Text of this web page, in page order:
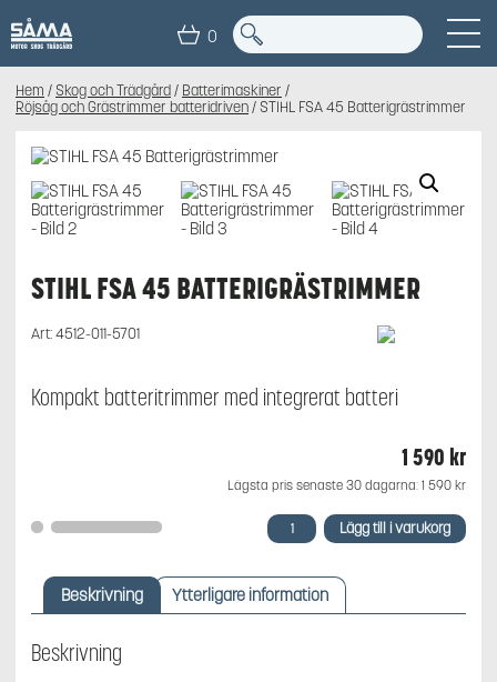
0
Hem / Skog och Trädgård/ Batterimaskiner /
Röjsåg och Grästrimmer batteridriven/ STIHL FSA 45 Batterigrästrimmer
STIHL FSA 45 BATTERIGRÄSTRIMMER
Art:4512-011-5701
Kompakt batteritrimmer med integrerat batteri
1 590 kr
Lägsta pris senaste 30 dagarna: 1 590 kr
STIHL
FSA
Batterigrästrimmer
mängd
Lägg till i varukorg
Beskrivning Ytterligare information
Beskrivning